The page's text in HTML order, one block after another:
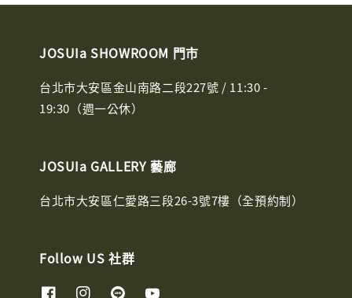
JOSUIa SHOWROOM 門市
台北市大安區金山南路二段227號 / 11:30 -
19:30（週一公休）
JOSUIa GALLERY 藝廊
台北市大安區仁愛路三段26-3號7樓（全預約制）
Follow US 社群